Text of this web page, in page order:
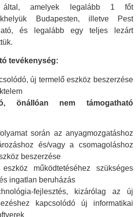
által, amelyek legalább 1 főt
Budapesten, illetve Pest
és legalább egy teljes lezárt
tevékenység:
új termelő eszköz beszerzése
önállóan nem támogatható
során az anyagmozgatáshoz
és/vagy a csomagoláshoz
beszerzése
működtetéséhez szükséges
ingatlan beruházás
fejlesztés, kizárólag az új
kapcsolódó új informatikai